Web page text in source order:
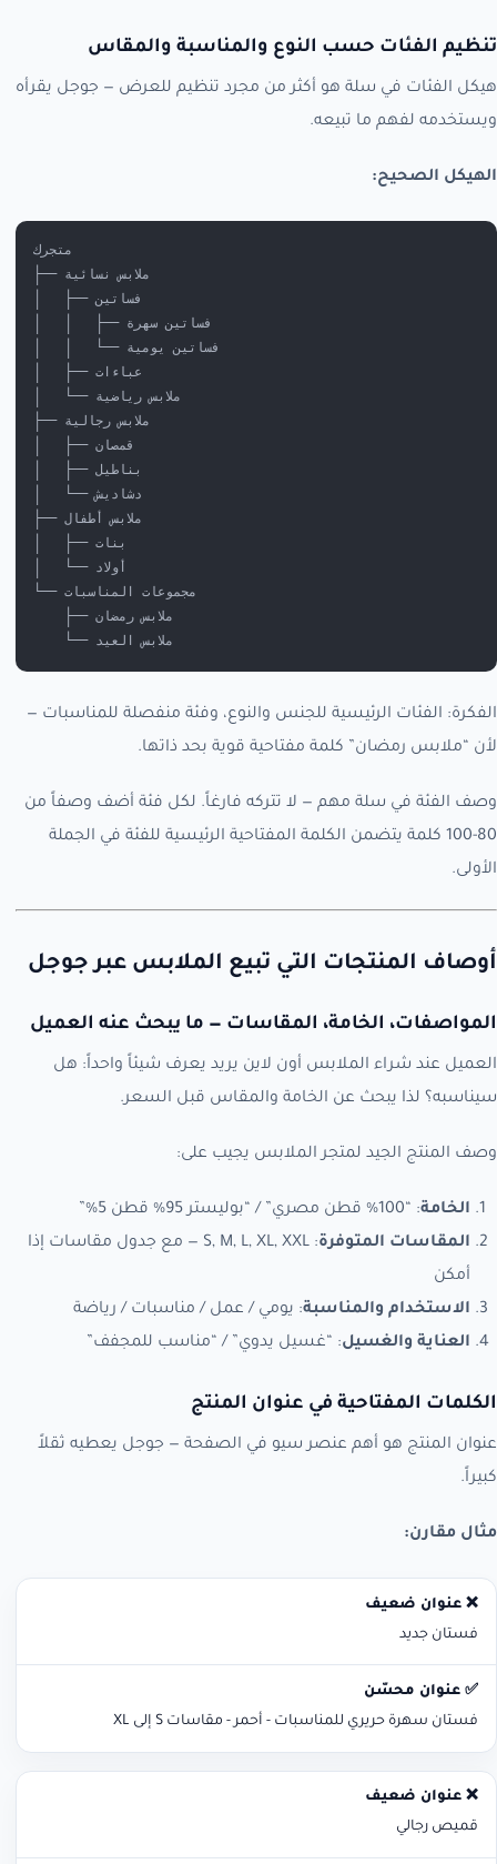
تنظيم الفئات حسب النوع والمناسبة والمقاس
هيكل الفئات في سلة هو أكثر من مجرد تنظيم للعرض — جوجل يقرأه
ويستخدمه لفهم ما تبيعه.
الهيكل الصحيح:
متجرك
├── ملابس نسائية
│   ├── فساتين
│   │   ├── فساتين سهرة
│   │   └── فساتين يومية
│   ├── عباءات
│   └── ملابس رياضية
├── ملابس رجالية
│   ├── قمصان
│   ├── بناطيل
│   └── دشاديش
├── ملابس أطفال
│   ├── بنات
│   └── أولاد
└── مجموعات المناسبات
    ├── ملابس رمضان
    └── ملابس العيد
الفكرة: الفئات الرئيسية للجنس والنوع، وفئة منفصلة للمناسبات —
لأن “ملابس رمضان” كلمة مفتاحية قوية بحد ذاتها.
وصف الفئة في سلة مهم — لا تتركه فارغاً. لكل فئة أضف وصفاً من
80-100 كلمة يتضمن الكلمة المفتاحية الرئيسية للفئة في الجملة
الأولى.
أوصاف المنتجات التي تبيع الملابس عبر جوجل
المواصفات، الخامة، المقاسات — ما يبحث عنه العميل
العميل عند شراء الملابس أون لاين يريد يعرف شيئاً واحداً: هل
سيناسبه؟ لذا يبحث عن الخامة والمقاس قبل السعر.
وصف المنتج الجيد لمتجر الملابس يجيب على:
الخامة: “100% قطن مصري” / “بوليستر 95% قطن 5%”
المقاسات المتوفرة
: S, M, L, XL, XXL — مع جدول مقاسات إذا
أمكن
الاستخدام والمناسبة: يومي / عمل / مناسبات / رياضة
العناية والغسيل: “غسيل يدوي” / “مناسب للمجفف”
الكلمات المفتاحية في عنوان المنتج
عنوان المنتج هو أهم عنصر سيو في الصفحة — جوجل يعطيه ثقلاً
كبيراً.
مثال مقارن:
❌ عنوان ضعيف
فستان جديد
فستان سهرة حريري للمناسبات - أحمر - مقاسات S إلى XL
قميص رجالي